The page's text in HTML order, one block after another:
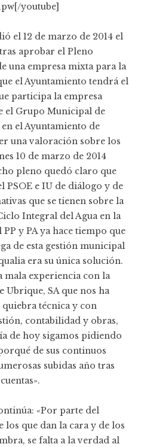
youtube]
el 12 de marzo de 2014 el
aprobar el Pleno
una empresa mixta para la
el Ayuntamiento tendrá el
participa la empresa
el Grupo Municipal de
el Ayuntamiento de
una valoración sobre los
10 de marzo de 2014
pleno quedó claro que
PSOE e IU de diálogo y de
que se tienen sobre la
Integral del Agua en la
y PA ya hace tiempo que
de esta gestión municipal
era su única solución.
mala experiencia con la
Ubrique, SA que nos ha
técnica y con
contabilidad y obras,
de hoy sigamos pidiendo
de sus continuos
subidas año tras
«Por parte del
que dan la cara y de los
se falta a la verdad al